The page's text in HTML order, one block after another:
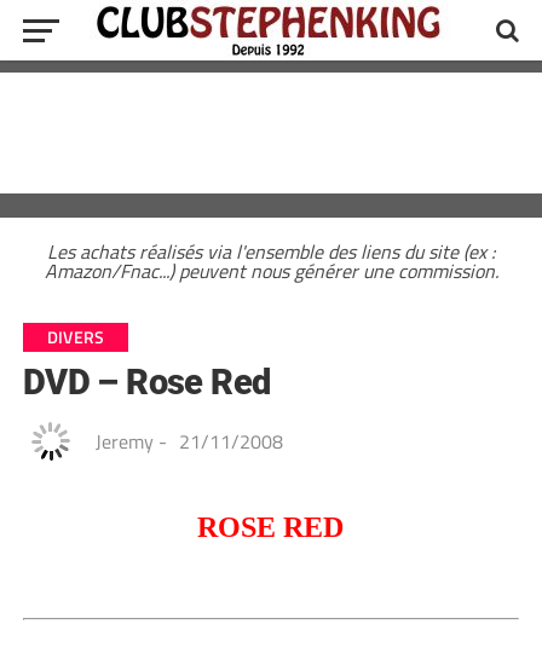
Les achats réalisés via l'ensemble des liens du site (ex :
Amazon/Fnac...) peuvent nous générer une commission.
DIVERS
DVD – Rose Red
Jeremy - 21/11/2008
ROSE RED